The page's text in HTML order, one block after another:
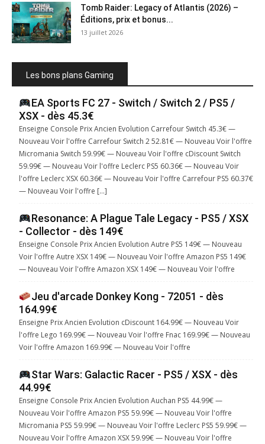
Tomb Raider: Legacy of Atlantis (2026) –
Éditions, prix et bonus...
13 juillet 2026
Les bons plans Gaming
EA Sports FC 27 - Switch / Switch 2 / PS5 /
XSX - dès 45.3€
Enseigne Console Prix Ancien Evolution Carrefour Switch 45.3€ —
Nouveau Voir l'offre Carrefour Switch 2 52.81€ — Nouveau Voir l'offre
Micromania Switch 59.99€ — Nouveau Voir l'offre cDiscount Switch
59.99€ — Nouveau Voir l'offre Leclerc PS5 60.36€ — Nouveau Voir
l'offre Leclerc XSX 60.36€ — Nouveau Voir l'offre Carrefour PS5 60.37€
— Nouveau Voir l'offre […]
Resonance: A Plague Tale Legacy - PS5 / XSX
- Collector - dès 149€
Enseigne Console Prix Ancien Evolution Autre PS5 149€ — Nouveau
Voir l'offre Autre XSX 149€ — Nouveau Voir l'offre Amazon PS5 149€
— Nouveau Voir l'offre Amazon XSX 149€ — Nouveau Voir l'offre
Jeu d'arcade Donkey Kong - 72051 - dès
164.99€
Enseigne Prix Ancien Evolution cDiscount 164.99€ — Nouveau Voir
l'offre Lego 169.99€ — Nouveau Voir l'offre Fnac 169.99€ — Nouveau
Voir l'offre Amazon 169.99€ — Nouveau Voir l'offre
Star Wars: Galactic Racer - PS5 / XSX - dès
44.99€
Enseigne Console Prix Ancien Evolution Auchan PS5 44.99€ —
Nouveau Voir l'offre Amazon PS5 59.99€ — Nouveau Voir l'offre
Micromania PS5 59.99€ — Nouveau Voir l'offre Leclerc PS5 59.99€ —
Nouveau Voir l'offre Amazon XSX 59.99€ — Nouveau Voir l'offre